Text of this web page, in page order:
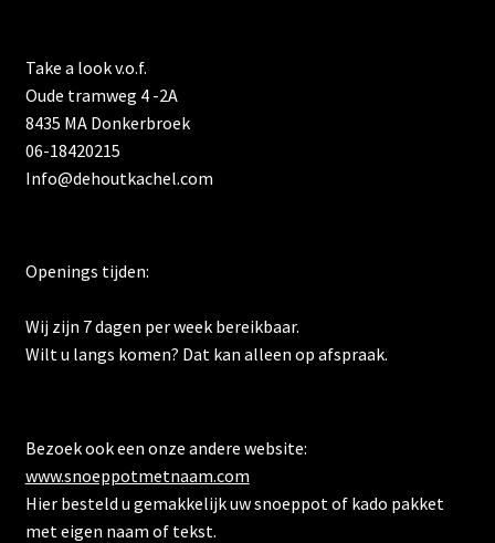
Take a look v.o.f.
Oude tramweg 4 -2A
8435 MA Donkerbroek
06-18420215
Info@dehoutkachel.com
Openings tijden:
Wij zijn 7 dagen per week bereikbaar.
Wilt u langs komen? Dat kan alleen op afspraak.
Bezoek ook een onze andere website:
www.snoeppotmetnaam.com
Hier besteld u gemakkelijk uw snoeppot of kado pakket
met eigen naam of tekst.